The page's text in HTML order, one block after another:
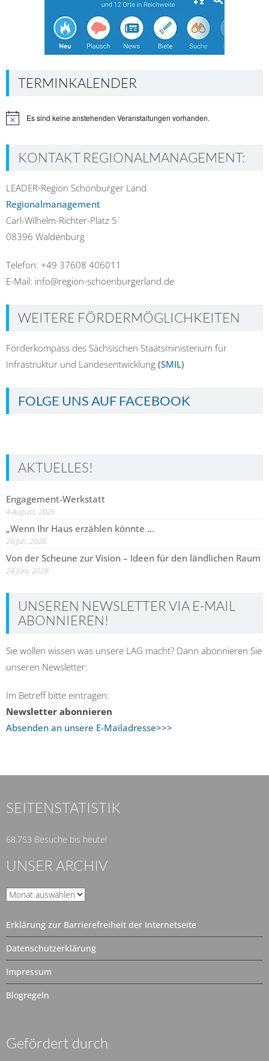
TERMINKALENDER
HinweisEs sind keine anstehenden Veranstaltungen vorhanden.
KONTAKT REGIONALMANAGEMENT:
LEADER-Region Schönburger Land
Regionalmanagement
Carl-Wilhelm-Richter-Platz 5
08396 Waldenburg
Telefon: +49 37608 406011
E-Mail: info@region-schoenburgerland.de
WEITERE FÖRDERMÖGLICHKEITEN
Förderkompass des Sächsischen Staatsministerium für
Infrastruktur und Landesentwicklung (SMIL)
FOLGE UNS AUF FACEBOOK
AKTUELLES!
Engagement-Werkstatt
4 August, 2026
„Wenn Ihr Haus erzählen könnte …
20 Juli, 2026
Von der Scheune zur Vision – Ideen für den ländlichen Raum
24 Juni, 2026
UNSEREN NEWSLETTER VIA E-MAIL
ABONNIEREN!
Sie wollen wissen was unsere LAG macht? Dann abonnieren Sie
unseren Newsletter:
Im Betreff bitte eintragen:
Newsletter abonnieren
Absenden an unsere E-Mailadresse>>>
SEITENSTATISTIK
68.753 Besuche bis heute!
UNSER ARCHIV
Unser
Erklärung zur Barrierefreiheit der Internetseite
Datenschutzerklärung
Impressum
Blogregeln
Gefördert durch